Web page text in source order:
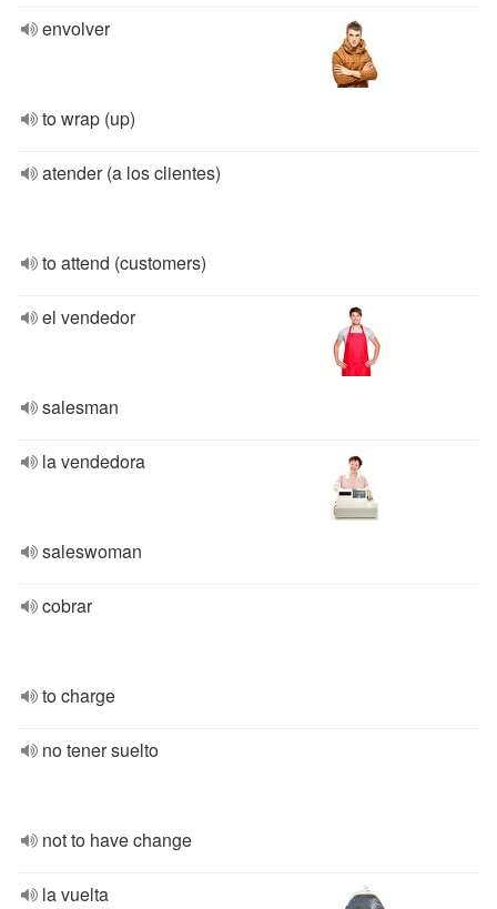
envolver
to wrap (up)
atender (a los clientes)
to attend (customers)
el vendedor
salesman
la vendedora
saleswoman
cobrar
to charge
no tener suelto
not to have change
la vuelta